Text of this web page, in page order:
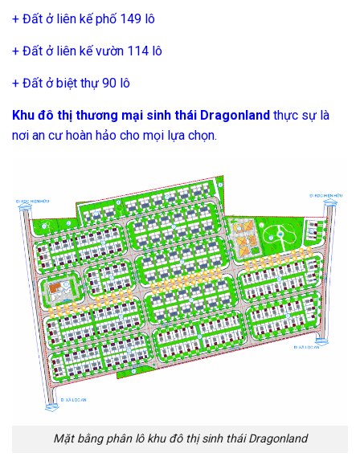
+ Đất ở liên kế phố 149 lô
+ Đất ở liên kế vườn 114 lô
+ Đất ở biệt thự 90 lô
Khu đô thị thương mại sinh thái Dragonland thực sự là
nơi an cư hoàn hảo cho mọi lựa chọn.
Mặt bằng phân lô khu đô thị sinh thái Dragonland